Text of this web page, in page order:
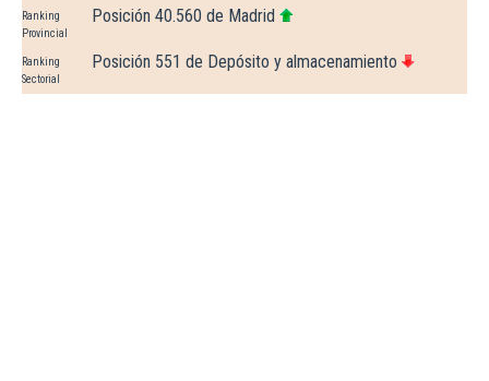
Ranking
Provincial
Posición 40.560 de Madrid
Ranking
Sectorial
Posición 551 de Depósito y almacenamiento